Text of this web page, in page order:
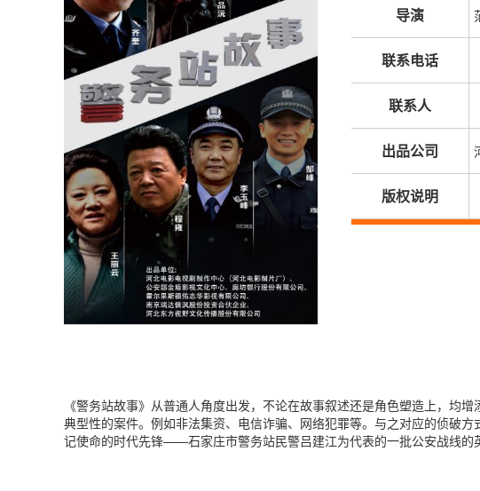
导演
联系电话
联系人
出品公司
版权说明
《警务站故事》从普通人角度出发，不论在故事叙述还是角色塑造上，均
典型性的案件。例如非法集资、电信诈骗、网络犯罪等。与之对应的侦破
记使命的时代先锋——石家庄市警务站民警吕建江为代表的一批公安战线的